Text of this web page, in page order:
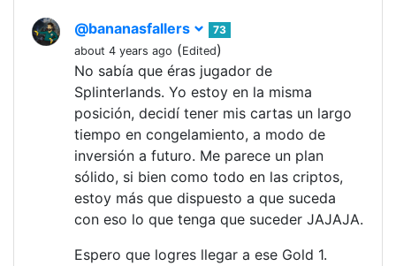
@bananasfallers
73
about 4 years ago (Edited)
No sabía que éras jugador de
Splinterlands. Yo estoy en la misma
posición, decidí tener mis cartas un largo
tiempo en congelamiento, a modo de
inversión a futuro. Me parece un plan
sólido, si bien como todo en las criptos,
estoy más que dispuesto a que suceda
con eso lo que tenga que suceder JAJAJA.
Espero que logres llegar a ese Gold 1.